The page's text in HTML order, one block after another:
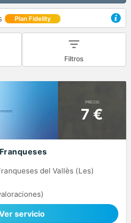
Plan Fidelity
Filtros
PRECIO
7 €
del Vallès (Les)
servicio